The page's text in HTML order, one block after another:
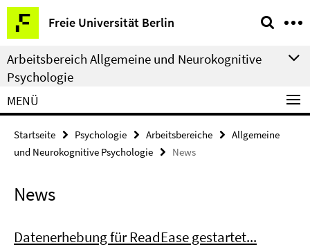
Springe
direkt
zu
Inhalt
Freie Universität Berlin
Service-
Navigation
Arbeitsbereich Allgemeine und Neurokognitive
Psychologie
MENÜ
Startseite Psychologie Arbeitsbereiche
Allgemeine
und Neurokognitive Psychologie
News
News
Datenerhebung für ReadEase gestartet...